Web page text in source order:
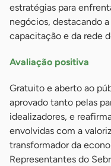
estratégias para
negócios, destacando
capacitação e da rede
Avaliação positiva
Gratuito e aberto ao
aprovado tanto pelas
idealizadores, e
envolvidas com a
transformador da
Representantes do